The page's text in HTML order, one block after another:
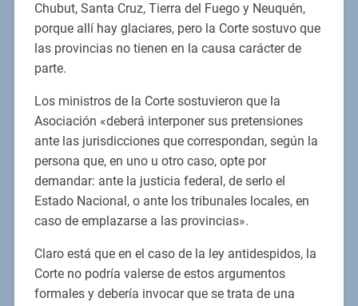
Chubut, Santa Cruz, Tierra del Fuego y Neuquén,
porque allí hay glaciares, pero la Corte sostuvo que
las provincias no tienen en la causa carácter de
parte.
Los ministros de la Corte sostuvieron que la
Asociación «deberá interponer sus pretensiones
ante las jurisdicciones que correspondan, según la
persona que, en uno u otro caso, opte por
demandar: ante la justicia federal, de serlo el
Estado Nacional, o ante los tribunales locales, en
caso de emplazarse a las provincias».
Claro está que en el caso de la ley antidespidos, la
Corte no podría valerse de estos argumentos
formales y debería invocar que se trata de una